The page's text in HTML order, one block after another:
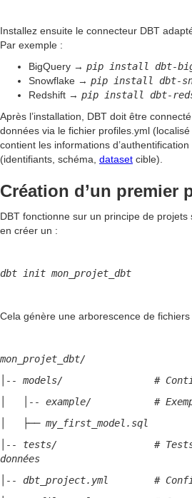
Installez ensuite le connecteur DBT
Par exemple :
BigQuery → pip install dbt-
Snowflake → pip install dbt-
Redshift → pip install dbt-
Après l’installation, DBT doit être
données via le fichier profiles.yml
contient les informations
(identifiants, schéma, dataset cible).
Création d’un premier
DBT fonctionne sur un principe de
en créer un :
dbt init mon_projet_dbt
Cela génère une arborescence de fichiers
mon_projet_dbt/
│-- models/ # Contient
│ │-- example/ # Exemple
│ ├── my_first_model.sql
│-- tests/ # Tests de
données
│-- dbt_project.yml #